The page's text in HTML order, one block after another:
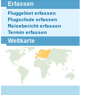
Erfassen
Fluggebiet erfassen
Flugschule erfassen
Reisebericht erfassen
Termin erfassen
Weltkarte